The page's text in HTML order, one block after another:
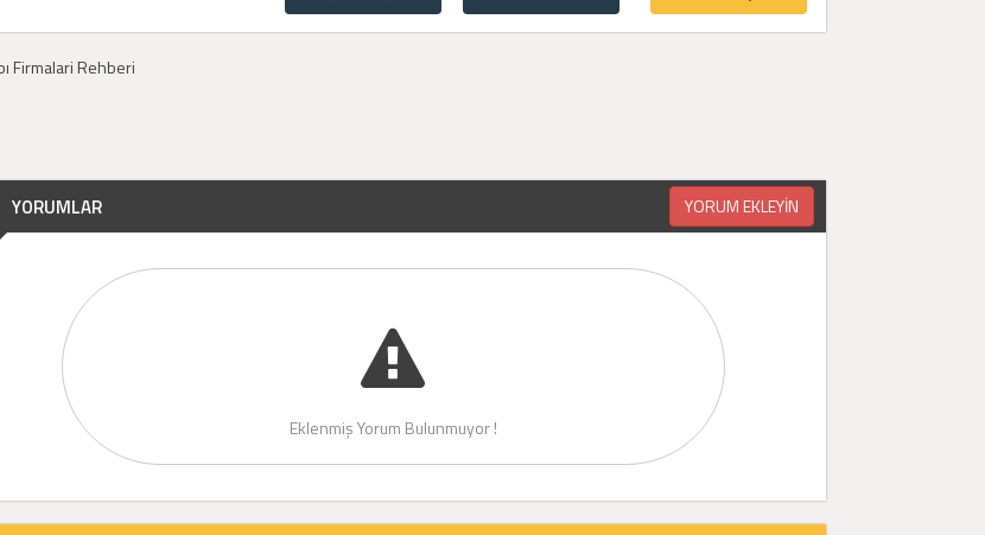
- 21:00
- 20:00
YORUMLAR YORUM EKLEYİN
Eklenmiş Yorum Bulunmuyor !